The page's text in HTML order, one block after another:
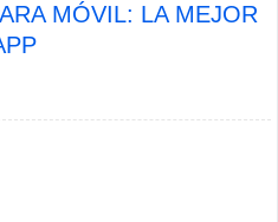
MÓVIL: LA MEJOR